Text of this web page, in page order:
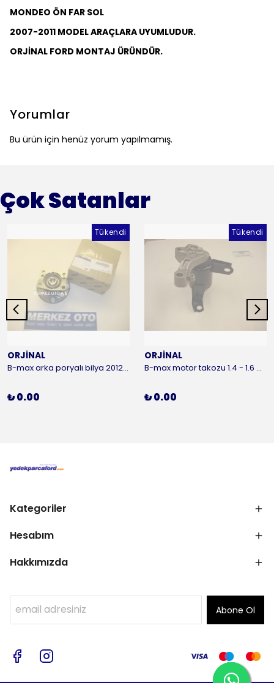
MONDEO ÖN FAR SOL
2007-2011 MODEL ARAÇLARA UYUMLUDUR.
ORJİNAL FORD MONTAJ ÜRÜNDÜR.
Yorumlar
Bu ürün için henüz yorum yapılmamış.
Çok Satanlar
Tükendi
ORJİNAL
B-max arka poryalı bilya 2012-2016 ORJİNAL
₺ 0.00
Tükendi
ORJİNAL
B-max motor takozu 1.4 - 1.6 benzinli 2012-2016 ORJİNAL
₺ 0.00
Kategoriler
Hesabım
Hakkımızda
Abone Ol